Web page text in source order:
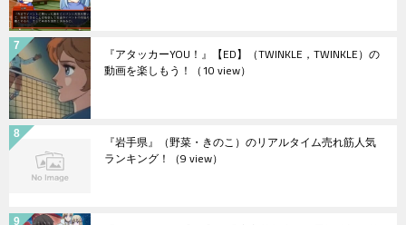
『アタッカーYOU！』【ED】（TWINKLE，TWINKLE）の
動画を楽しもう！ （10 view）
『岩手県』（野菜・きのこ）のリアルタイム売れ筋人気
ランキング！ （9 view）